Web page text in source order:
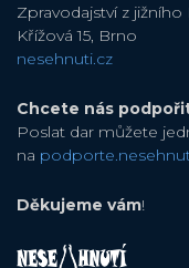
Zpravodajství z jižního
Křížová 15, Brno
nesehnuti.cz
Chcete nás
Poslat dar můžete
na
Děkujeme vám!